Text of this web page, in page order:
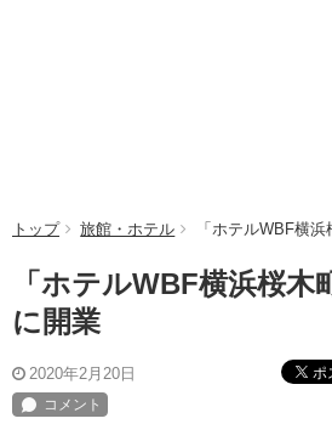
トップ 旅館・ホテル 「ホテルWBF横
「ホテルWBF横浜桜木
に開業
2020年2月20日 ポ